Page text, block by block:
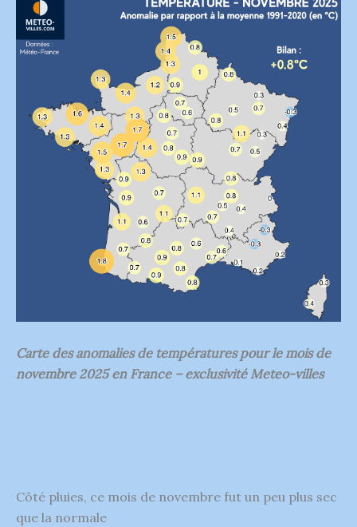
Carte des anomalies de températures pour le mois de
novembre 2025 en France – exclusivité Meteo-villes
Côté pluies, ce mois de novembre fut un peu plus sec
que la normale